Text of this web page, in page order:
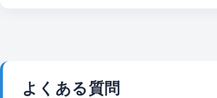
よくある質問